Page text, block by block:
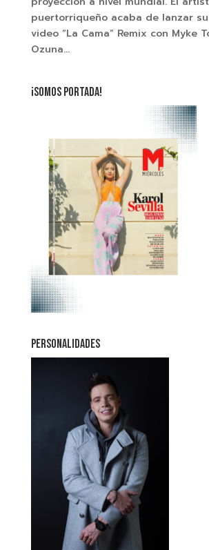
puertorriqueño acaba de lanzar
video “La Cama” Remix con Myke
Ozuna...
¡SOMOS PORTADA!
PERSONALIDADES